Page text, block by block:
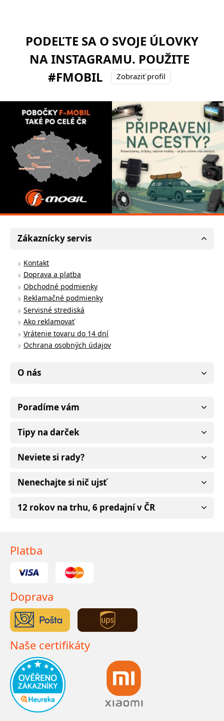
PODEĽTE SA O SVOJE ÚLOVKY
NA INSTAGRAMU. POUŽITE
#FMOBIL
Zobraziť profil
Zákaznícky servis
Kontakt
Doprava a platba
Obchodné podmienky
Reklamačné podmienky
Servisné strediská
Ako reklamovať
Vrátenie tovaru do 14 dní
Ochrana osobných údajov
O nás
Poradíme vám
Tipy na darček
Neviete si rady?
Nenechajte si nič ujsť
12 rokov na trhu, 6 predajní v ČR
Platba
Doprava
Naše certifikáty